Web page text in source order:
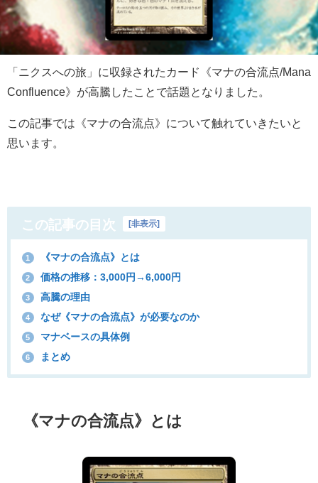
「ニクスへの旅」に収録されたカード《マナの合流点/Mana
Confluence》が高騰したことで話題となりました。
この記事では《マナの合流点》について触れていきたいと
思います。
この記事の目次 非表示
1 《マナの合流点》とは
2 価格の推移：3,000円→6,000円
3 高騰の理由
4 なぜ《マナの合流点》が必要なのか
5 マナベースの具体例
6 まとめ
《マナの合流点》とは